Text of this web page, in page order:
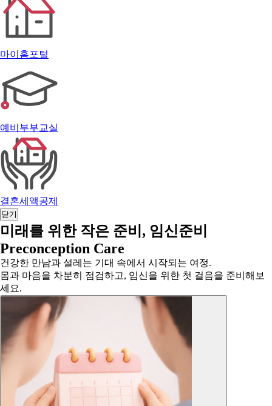
마이홈포털
예비부부교실
결혼세액공제
닫기
미래를 위한 작은 준비, 임신준비
Preconception Care
건강한 만남과 설레는 기대 속에서 시작되는 여정.
몸과 마음을 차분히 점검하고, 임신을 위한 첫 걸음을 준비해보
세요.